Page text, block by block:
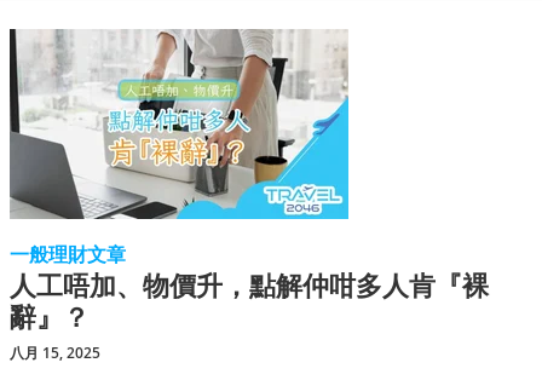
一般理財文章
人工唔加、物價升，點解仲咁多人肯『裸
辭』？
八月 15, 2025